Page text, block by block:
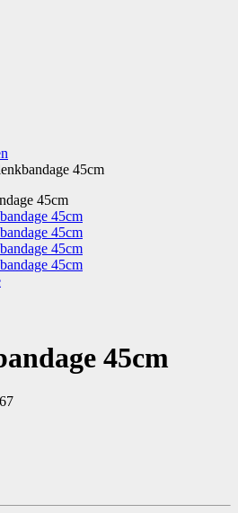
45cm
45cm
45cm